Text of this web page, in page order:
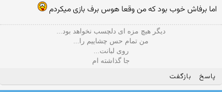
اما برفاش خوب بود که من وقعا هوس برف بازی میکردم
دیگر هیچ مزه ای دلچسب نخواهد بود...
من تمام حس چشاییم را...
روی لبانت...
جا گذاشته ام
پاسخ بازگفت